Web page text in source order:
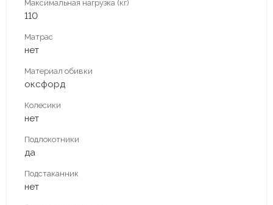
Максимальная нагрузка (кг)
110
Матрас
нет
Материал обивки
оксфорд
Колесики
нет
Подлокотники
да
Подстаканник
нет